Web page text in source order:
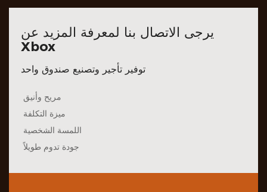
يرجى الاتصال بنا لمعرفة المزيد عن
Xbox
توفير تأجير وتصنيع صندوق واحد
مريح وأنيق
ميزة التكلفة
اللمسة الشخصية
جودة تدوم طويلاً